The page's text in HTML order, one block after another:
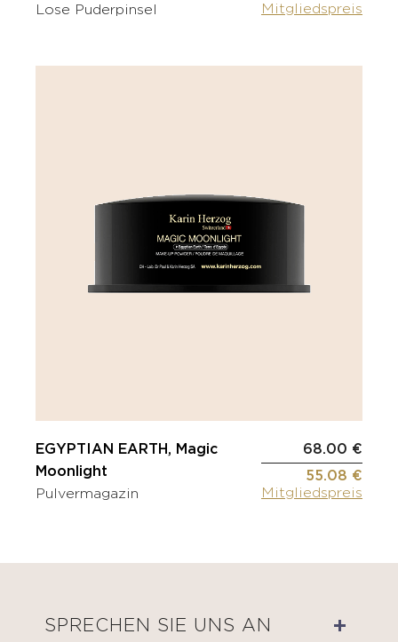
Lose Puderpinsel
Mitgliedspreis
EGYPTIAN EARTH, Magic
Moonlight
Pulvermagazin
68.00 €
55.08 €
Mitgliedspreis
SPRECHEN SIE UNS AN